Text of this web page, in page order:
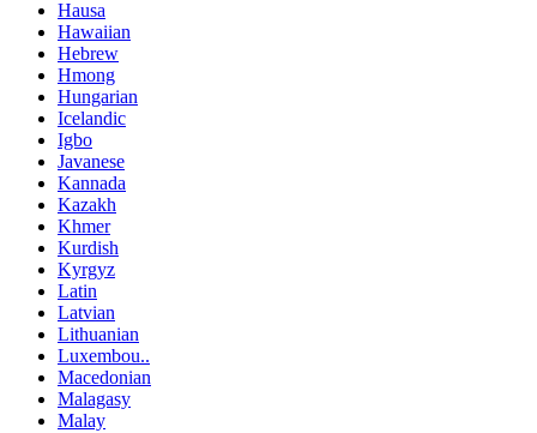
Hausa
Hawaiian
Hebrew
Hmong
Hungarian
Icelandic
Igbo
Javanese
Kannada
Kazakh
Khmer
Kurdish
Kyrgyz
Latin
Latvian
Lithuanian
Luxembou..
Macedonian
Malagasy
Malay